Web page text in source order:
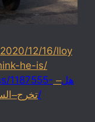
12/16/lloy
he-is/
1187555-
هل–
تخرج– -2021/